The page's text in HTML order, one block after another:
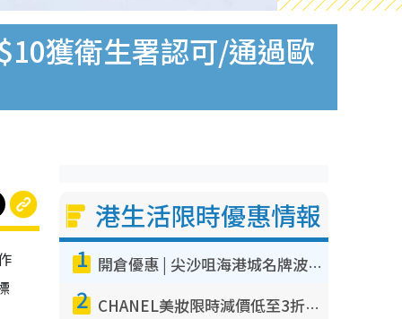
獲衛生署認可/通過歐
港生活限時優惠情報
1 開倉優惠 | 尖沙咀海港城名牌波鞋開倉低至1折！On鞋$899起／Joy&Peace鞋履$98起
2 CHANEL美妝限時減價低至3折！人氣粉底/唇膏/精華液低至$275！COCO香水都有平